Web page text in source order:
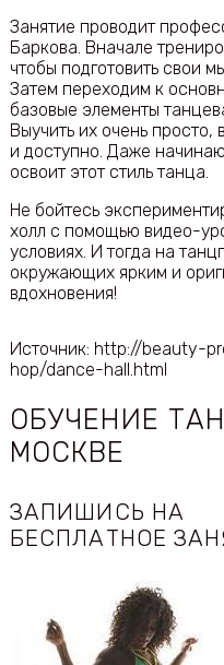
Занятие проводит
Баркова. Вначале
чтобы подготовить свои
Затем переходим к
базовые элементы
Выучить их очень просто,
и доступно. Даже
освоит этот стиль танца.
Не бойтесь
холл с помощью видео-
условиях. И тогда на
окружающих ярким и
вдохновения!
Источник: http://beauty-
hop/dance-hall.html
ОБУЧЕНИЕ
МОСКВЕ
ЗАПИШИСЬ НА
БЕСПЛАТНОЕ